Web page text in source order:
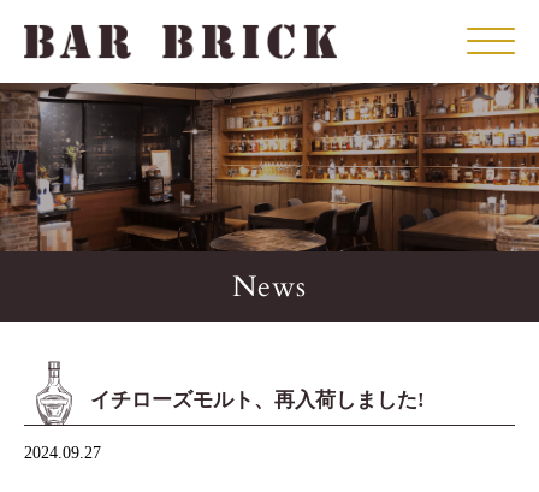
Click
News
イチローズモルト、再入荷しました!
2024.09.27